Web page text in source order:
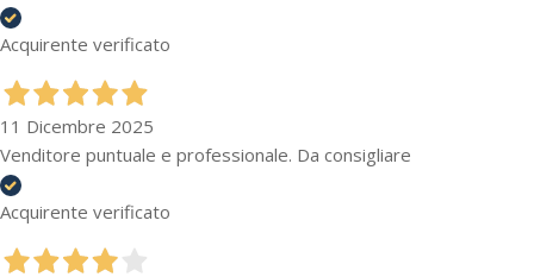
Acquirente verificato
11 Dicembre 2025
Venditore puntuale e professionale. Da consigliare
Acquirente verificato